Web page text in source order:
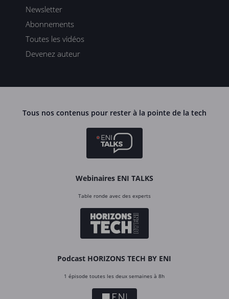
Newsletter
Abonnements
Toutes les vidéos
Devenez auteur
Tous nos contenus pour rester à la pointe de la tech
Webinaires ENI TALKS
Table ronde avec des experts
Podcast HORIZONS TECH BY ENI
1 épisode toutes les deux semaines à 8h